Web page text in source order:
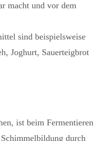
macht und vor dem
sind beispielsweise
Joghurt, Sauerteigbrot
ist beim Fermentieren
durch